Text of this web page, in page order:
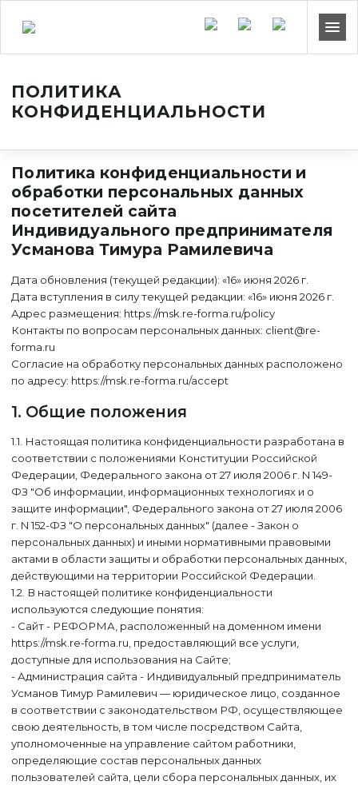
ПОЛИТИКА
КОНФИДЕНЦИАЛЬНОСТИ
Политика конфиденциальности и
обработки персональных данных
посетителей сайта
Индивидуального предпринимателя
Усманова Тимура Рамилевича
Дата обновления (текущей редакции): «16» июня 2026 г.
Дата вступления в силу текущей редакции: «16» июня 2026 г.
Адрес размещения: https://msk.re-forma.ru/policy
Контакты по вопросам персональных данных: client@re-
forma.ru
Согласие на обработку персональных данных расположено
по адресу: https://msk.re-forma.ru/accept
1. Общие положения
1.1. Настоящая политика конфиденциальности разработана в
соответствии с положениями Конституции Российской
Федерации, Федерального закона от 27 июля 2006 г. N 149-
ФЗ "Об информации, информационных технологиях и о
защите информации", Федерального закона от 27 июля 2006
г. N 152-ФЗ "О персональных данных" (далее - Закон о
персональных данных) и иными нормативными правовыми
актами в области защиты и обработки персональных данных,
действующими на территории Российской Федерации.
1.2. В настоящей политике конфиденциальности
используются следующие понятия:
- Сайт - РЕФОРМА, расположенный на доменном имени
https://msk.re-forma.ru, предоставляющий все услуги,
доступные для использования на Сайте;
- Администрация сайта - Индивидуальный предприниматель
Усманов Тимур Рамилевич — юридическое лицо, созданное
в соответствии с законодательством РФ, осуществляющее
свою деятельность, в том числе посредством Сайта,
уполномоченные на управление сайтом работники,
определяющие состав персональных данных
пользователей сайта, цели сбора персональных данных, их